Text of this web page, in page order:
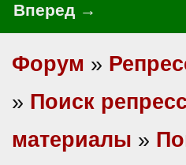
Вперед →
Форум »
» Поиск
материалы »